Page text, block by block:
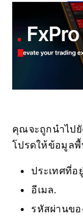
คุณจะถูกนำไป
โปรดให้ข้อมูลพื้
ประเทศที่อ
อีเมล.
รหัสผ่านข